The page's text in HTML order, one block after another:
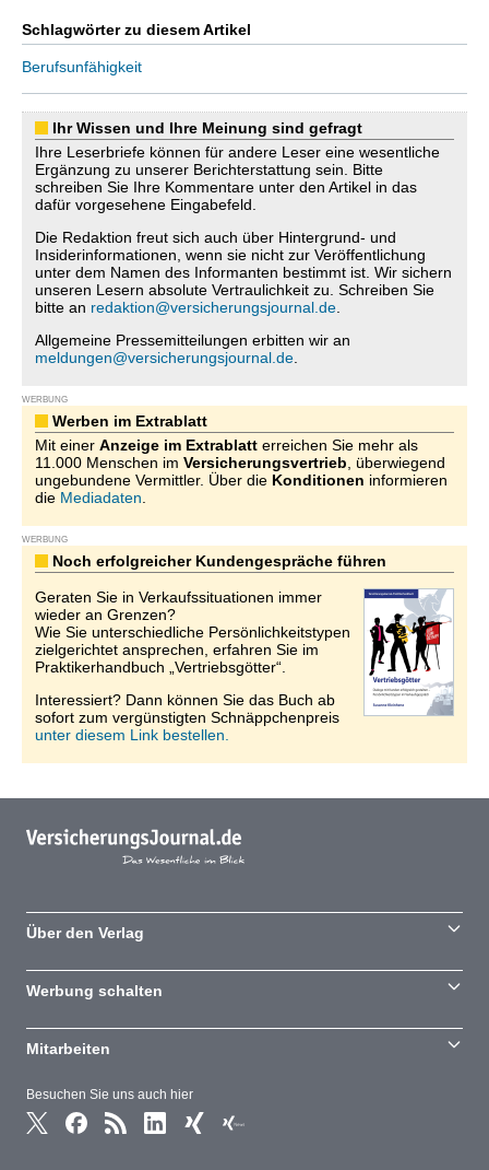
Schlagwörter zu diesem Artikel
Berufsunfähigkeit
Ihr Wissen und Ihre Meinung sind gefragt
Ihre Leserbriefe können für andere Leser eine wesentliche
Ergänzung zu unserer Berichterstattung sein. Bitte
schreiben Sie Ihre Kommentare unter den Artikel in das
dafür vorgesehene Eingabefeld.
Die Redaktion freut sich auch über Hintergrund- und
Insiderinformationen, wenn sie nicht zur Veröffentlichung
unter dem Namen des Informanten bestimmt ist. Wir sichern
unseren Lesern absolute Vertraulichkeit zu. Schreiben Sie
bitte an redaktion@versicherungsjournal.de
Allgemeine Pressemitteilungen erbitten wir an
meldungen@versicherungsjournal.de
WERBUNG
Werben im Extrablatt
Mit einer Anzeige im Extrablatt erreichen Sie mehr als
11.000 Menschen im Versicherungsvertrieb , überwiegend
ungebundene Vermittler. Über die Konditionen informieren
die Mediadaten
WERBUNG
Noch erfolgreicher Kundengespräche führen
Geraten Sie in Verkaufssituationen immer
wieder an Grenzen?
Wie Sie unterschiedliche Persönlichkeitstypen
zielgerichtet ansprechen, erfahren Sie im
Praktikerhandbuch „Vertriebsgötter“.
Interessiert? Dann können Sie das Buch ab
sofort zum vergünstigten Schnäppchenpreis
unter diesem Link bestellen.
Besuchen Sie uns auch hier
Über den Verlag
Werbung schalten
Mitarbeiten